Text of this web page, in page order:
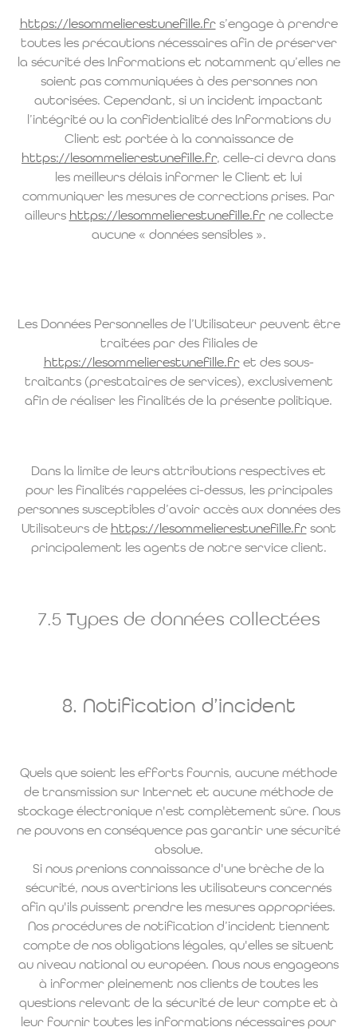
https://lesommelierestunefille.frs’engage à prendre
toutes les précautions nécessaires afin de préserver
la sécurité des Informations et notamment qu’elles ne
soient pas communiquées à des personnes non
autorisées. Cependant, si un incident impactant
l’intégrité ou la confidentialité des Informations du
Client est portée à la connaissance de
https://lesommelierestunefille.fr, celle-ci devra dans
les meilleurs délais informer le Client et lui
communiquer les mesures de corrections prises. Par
ailleurs https://lesommelierestunefille.frne collecte
aucune « données sensibles ».
Les Données Personnelles de l’Utilisateur peuvent être
traitées par des filiales de
https://lesommelierestunefille.fret des sous-
traitants (prestataires de services), exclusivement
afin de réaliser les finalités de la présente politique.
Dans la limite de leurs attributions respectives et
pour les finalités rappelées ci-dessus, les principales
personnes susceptibles d’avoir accès aux données des
Utilisateurs de https://lesommelierestunefille.frsont
principalement les agents de notre service client.
7.5 Types de données collectées
8. Notification d’incident
Quels que soient les efforts fournis, aucune méthode
de transmission sur Internet et aucune méthode de
stockage électronique n'est complètement sûre. Nous
ne pouvons en conséquence pas garantir une sécurité
absolue.
Si nous prenions connaissance d'une brèche de la
sécurité, nous avertirions les utilisateurs concernés
afin qu'ils puissent prendre les mesures appropriées.
Nos procédures de notification d’incident tiennent
compte de nos obligations légales, qu'elles se situent
au niveau national ou européen. Nous nous engageons
à informer pleinement nos clients de toutes les
questions relevant de la sécurité de leur compte et à
leur fournir toutes les informations nécessaires pour